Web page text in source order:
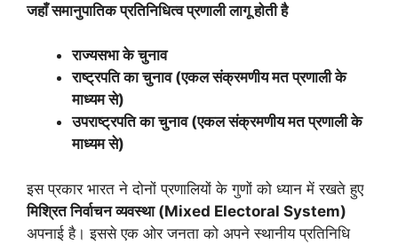
जहाँ समानुपातिक प्रतिनिधित्व प्रणाली लागू होती है
राज्यसभा के चुनाव
राष्ट्रपति का चुनाव (एकल संक्रमणीय मत प्रणाली के
माध्यम से)
उपराष्ट्रपति का चुनाव (एकल संक्रमणीय मत प्रणाली के
माध्यम से)
इस प्रकार भारत ने दोनों प्रणालियों के गुणों को ध्यान में रखते हुए
मिश्रित निर्वाचन व्यवस्था (Mixed Electoral System)
अपनाई है। इससे एक ओर जनता को अपने स्थानीय प्रतिनिधि